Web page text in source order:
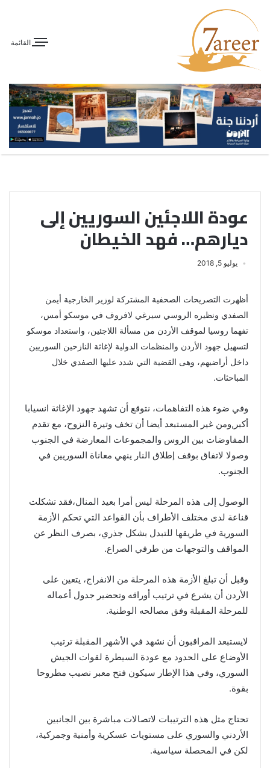
القائمة
عودة اللاجئين السوريين إلى
ديارهم… فهد الخيطان
يوليو 5, 2018
أظهرت التصريحات الصحفية المشتركة لوزير الخارجية أيمن
الصفدي ونظيره الروسي سيرغي لافروف في موسكو أمس،
تفهما روسيا لموقف الأردن من مسألة اللاجئين، واستعداد موسكو
لتسهيل جهود الأردن والمنظمات الدولية لإغاثة النازحين السوريين
داخل أراضيهم، وهى القضية التي شدد عليها الصفدي خلال
المباحثات.
وفي ضوء هذه التفاهمات، نتوقع أن تشهد جهود الإغاثة انسيابا
أكبر,ومن غير المستبعد أيضا أن تخف وتيرة النزوح، مع تقدم
المفاوضات بين الروس والمجموعات المعارضة في الجنوب
وصولا لاتفاق بوقف إطلاق النار ينهي معاناة السوريين في
الجنوب.
الوصول إلى هذه المرحلة ليس أمرا بعيد المنال،فقد تشكلت
قناعة لدى مختلف الأطراف بأن القواعد التي تحكم الأزمة
السورية في طريقها للتبدل بشكل جذري، بصرف النظر عن
المواقف والتوجهات من طرفي الصراع.
وقبل أن تبلغ الأزمة هذه المرحلة من الانفراج، يتعين على
الأردن أن يشرع في ترتيب أوراقه وتحضير جدول أعماله
للمرحلة المقبلة وفق مصالحه الوطنية.
لايستبعد المراقبون أن نشهد في الأشهر المقبلة ترتيب
الأوضاع على الحدود مع عودة السيطرة لقوات الجيش
السوري، وفي هذا الإطار سيكون فتح معبر نصيب مطروحا
بقوة.
تحتاج مثل هذه الترتيبات لاتصالات مباشرة بين الجانبين
الأردني والسوري على مستويات عسكرية وأمنية وجمركية،
لكن في المحصلة سياسية.